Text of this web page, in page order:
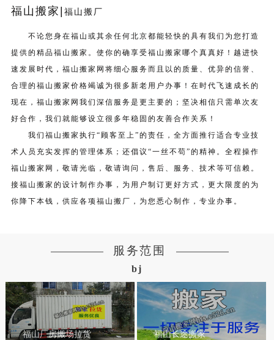
福山搬家| 福山搬厂
不论您身在福山或其余任何北京都能轻快的具有我们为您打造
提供的精品福山搬家。使你的确享受福山搬家哪个真真好！越进快
速发展时代，福山搬家网将细心服务而且以的质量、优异的信誉、
合理的福山搬家价格竭诚为很多新老用户办事！在时代飞速成长的
现在，福山搬家网我们深信服务是更主要的；坚决相信只需单次友
好合作，我们就能够设立很多年稳固的友善合作关系！
我们福山搬家执行“顾客至上”的责任，全方面推行适合专业技
术人员充实发挥的管理体系；还倡议“一丝不苟”的精神。全程操作
福山搬家网，敬请光临，敬请询问，售后、服务、技术等可信赖。
接福山搬家的设计制作办事，为用户制订更好方式，更大限度的为
你降下本钱，供应各项福山搬厂，为您悉心制作，专业办事。
服务范围
bj
福山厂房搬场拉货 福山长途搬家